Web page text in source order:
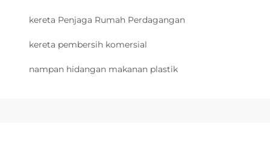
kereta Penjaga Rumah Perdagangan
kereta pembersih komersial
nampan hidangan makanan plastik